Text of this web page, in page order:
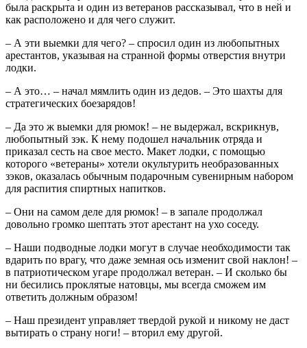
была раскрыта и один из ветеранов рассказывал, что в ней и
как расположено и для чего служит.
– А эти выемки для чего? – спросил один из любопытных
арестантов, указывая на странной формы отверстия внутри
лодки.
– А это… – начал мямлить один из дедов. – Это шахты для
стратегических боезарядов!
– Да это ж выемки для рюмок! – не выдержал, вскрикнув,
любопытный зэк. К нему подошел начальник отряда и
приказал сесть на свое место. Макет лодки, с помощью
которого «ветераны» хотели окультурить необразованных
зэков, оказалась обычным подарочным сувенирным набором
для распития спиртных напитков.
– Они на самом деле для рюмок! – в запале продолжал
довольно громко шептать этот арестант на ухо соседу.
– Наши подводные лодки могут в случае необходимости так
вдарить по врагу, что даже земная ось изменит свой наклон! –
в патриотическом угаре продолжал ветеран. – И сколько бы
ни бесились проклятые натовцы, мы всегда сможем им
ответить должным образом!
– Наш президент управляет твердой рукой и никому не даст
вытирать о страну ноги! – вторил ему другой.